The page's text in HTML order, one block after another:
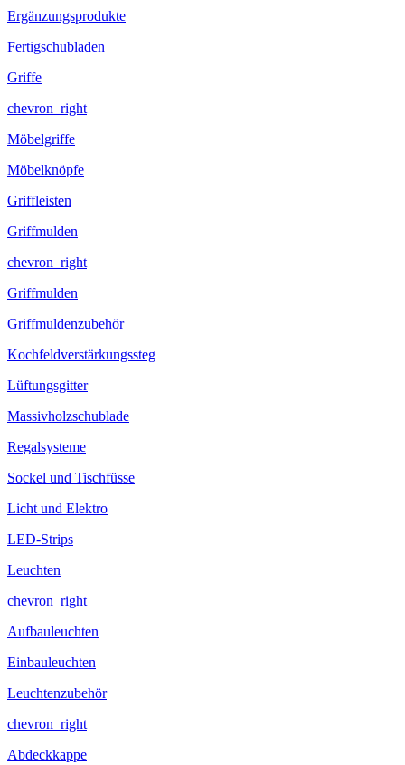
Ergänzungsprodukte
Fertigschubladen
Griffe
chevron_right
Möbelgriffe
Möbelknöpfe
Griffleisten
Griffmulden
chevron_right
Griffmulden
Griffmuldenzubehör
Kochfeldverstärkungssteg
Lüftungsgitter
Massivholzschublade
Regalsysteme
Sockel und Tischfüsse
Licht und Elektro
LED-Strips
Leuchten
chevron_right
Aufbauleuchten
Einbauleuchten
Leuchtenzubehör
chevron_right
Abdeckkappe